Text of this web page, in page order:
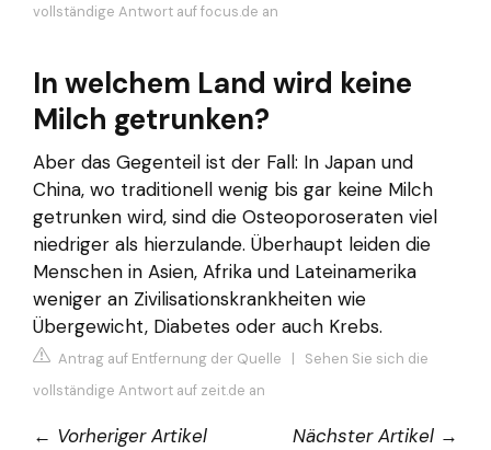
vollständige Antwort auf focus.de an
In welchem Land wird keine
Milch getrunken?
Aber das Gegenteil ist der Fall: In Japan und
China, wo traditionell wenig bis gar keine Milch
getrunken wird, sind die Osteoporoseraten viel
niedriger als hierzulande. Überhaupt leiden die
Menschen in Asien, Afrika und Lateinamerika
weniger an Zivilisationskrankheiten wie
Übergewicht, Diabetes oder auch Krebs.
Antrag auf Entfernung der Quelle | Sehen Sie sich die
vollständige Antwort auf zeit.de an
← Vorheriger Artikel
Nächster Artikel →